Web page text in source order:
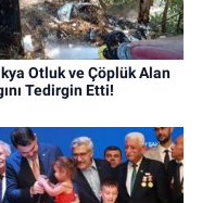
Otluk ve Çöplük Alan
Tedirgin Etti!